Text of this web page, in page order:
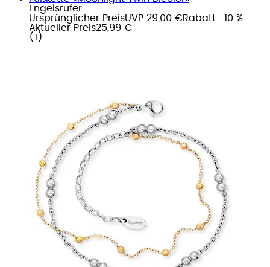
Engelsrufer
Ursprünglicher PreisUVP 29,00 €Rabatt- 10 %
Aktueller Preis25,99 €
( 1 )